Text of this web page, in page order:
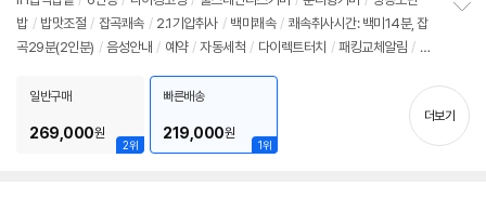
밥 / 밥맛조절 / 잡곡쾌속 / 2.1기압취사 / 백미쾌속 / 쾌속취사시간: 백미14분, 잡
곡29분(2인분) / 음성안내 / 예약 / 자동세척 / 다이렉트터치 / 패킹교체알림 / 화
이): 375x267x269mm
기
2위
일반구매
269,000원
1위
빠른배송
219,000원
더보기